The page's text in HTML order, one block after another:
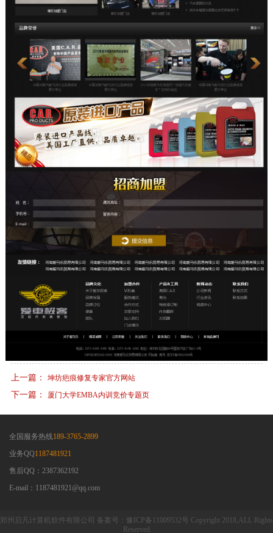
上一篇： 坤坊疤痕修复专家官方网站
下一篇： 厦门大学EMBA内训竞价专题页
全国服务热线189-3765-2899
业务QQ1187481921
售后QQ：2387362192
E-mail：1187481921@qq.com
郑州启凡计算机软件有限公司 备案号：豫ICP备11009532号 Copyright 2018,ALL Rights
Reserved